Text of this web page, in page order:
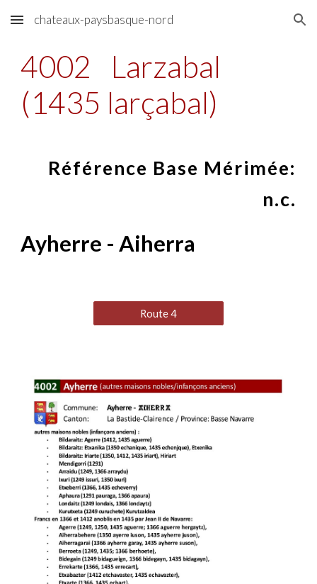
Skip to main content Skip to navigation
chateaux-paysbasque-nord
4002
Larzabal
(1435 larçabal)
Référence Base Mérimée:
n.c.
Ayherre - Aiherra
Route 4